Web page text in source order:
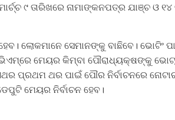
୯ ତାରିଖରେ ନାମାଙ୍କନପତ୍ର ଯାଞ୍ଚ ଓ ୧୪
ଲୋକମାନେ ସେମାନଙ୍କୁ ବାଛିବେ। ଭୋଟିଂ
ମେୟର କିମ୍ବା ପୌରାଧ୍ୟକ୍ଷଙ୍କୁ ଭୋଟ୍‌
ପ୍ରଥମ ଥର ପାଇଁ ପୌର ନିର୍ବାଚନରେ
ମେୟର ନିର୍ବାଚନ ହେବ।